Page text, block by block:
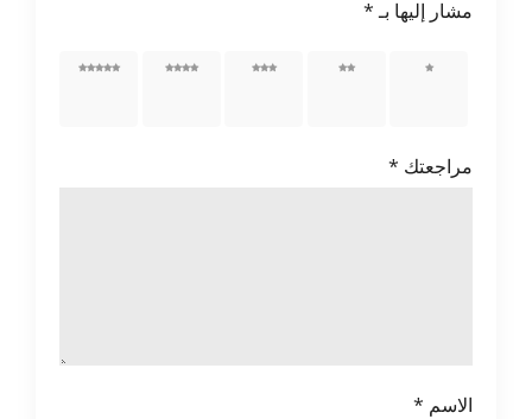
مشار إليها بـ*
1 من 2 من 3 من 4 من 5 من
مراجعتك *
الاسم *